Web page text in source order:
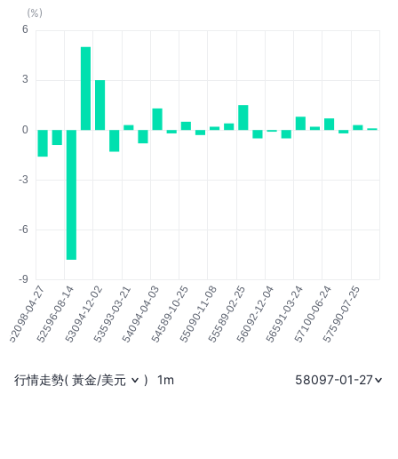
(%)
行情走勢( 黃金/美元 ) 1m 58097-01-27